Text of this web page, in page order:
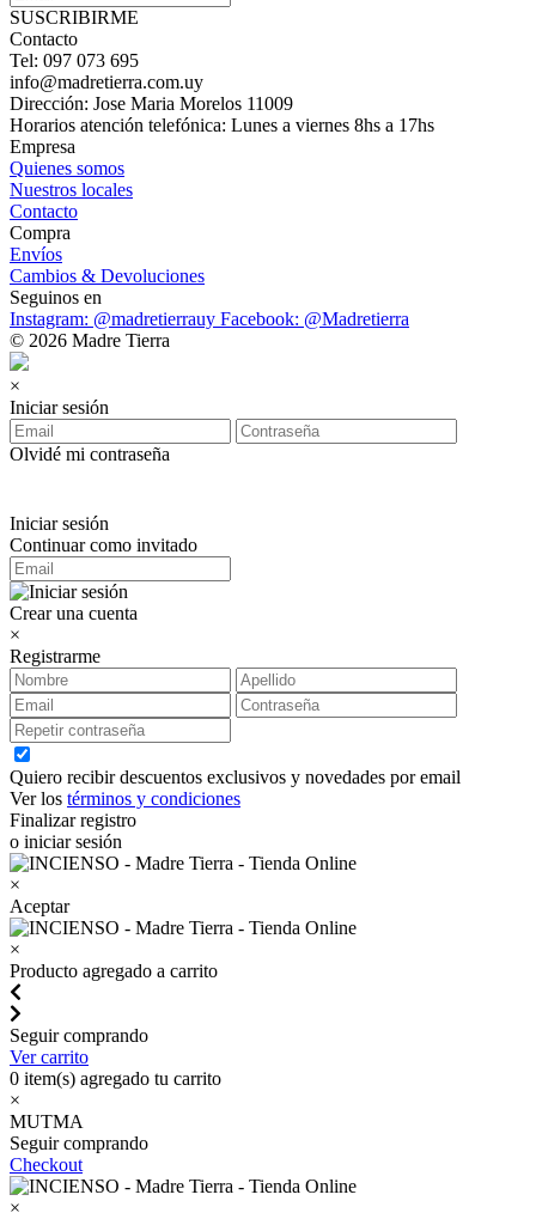
SUSCRIBIRME
Contacto
Tel: 097 073 695
info@madretierra.com.uy
Dirección: Jose Maria Morelos 11009
Horarios atención telefónica: Lunes a viernes 8hs a 17hs
Empresa
Quienes somos
Nuestros locales
Contacto
Compra
Envíos
Cambios & Devoluciones
Seguinos en
Instagram: @madretierrauy Facebook: @Madretierra
© 2026 Madre Tierra
×
Iniciar sesión
Olvidé mi contraseña
Iniciar sesión
Continuar como invitado
Crear una cuenta
×
Registrarme
Quiero recibir descuentos exclusivos y novedades por email
Ver los términos y condiciones
Finalizar registro
o iniciar sesión
×
Aceptar
×
Producto agregado a carrito
Seguir comprando
Ver carrito
0 item(s) agregado tu carrito
×
MUTMA
Seguir comprando
Checkout
×